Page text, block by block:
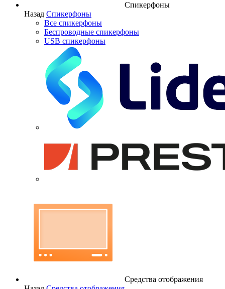
Спикерфоны
Назад Спикерфоны
Все спикерфоны
Беспроводные спикерфоны
USB спикерфоны
Средства отображения